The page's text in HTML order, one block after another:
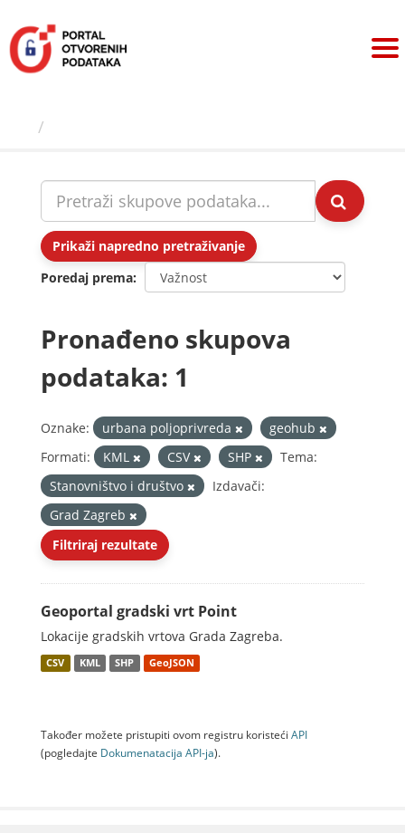
sadržaj
Prikaži napredno pretraživanje
Poredaj prema
Pronađeno skupova
podataka: 1
Oznake: urbana poljoprivreda
geohub
Formati:
KML CSV SHP
Tema:
Stanovništvo i društvo
Izdavači:
Grad Zagreb
Filtriraj rezultate
Geoportal gradski vrt Point
Lokacije gradskih vrtova Grada Zagreba.
CSV KML SHP GeoJSON
Također možete pristupiti ovom registru koristeći API
(pogledajte Dokumenаtаcijа API-jа).